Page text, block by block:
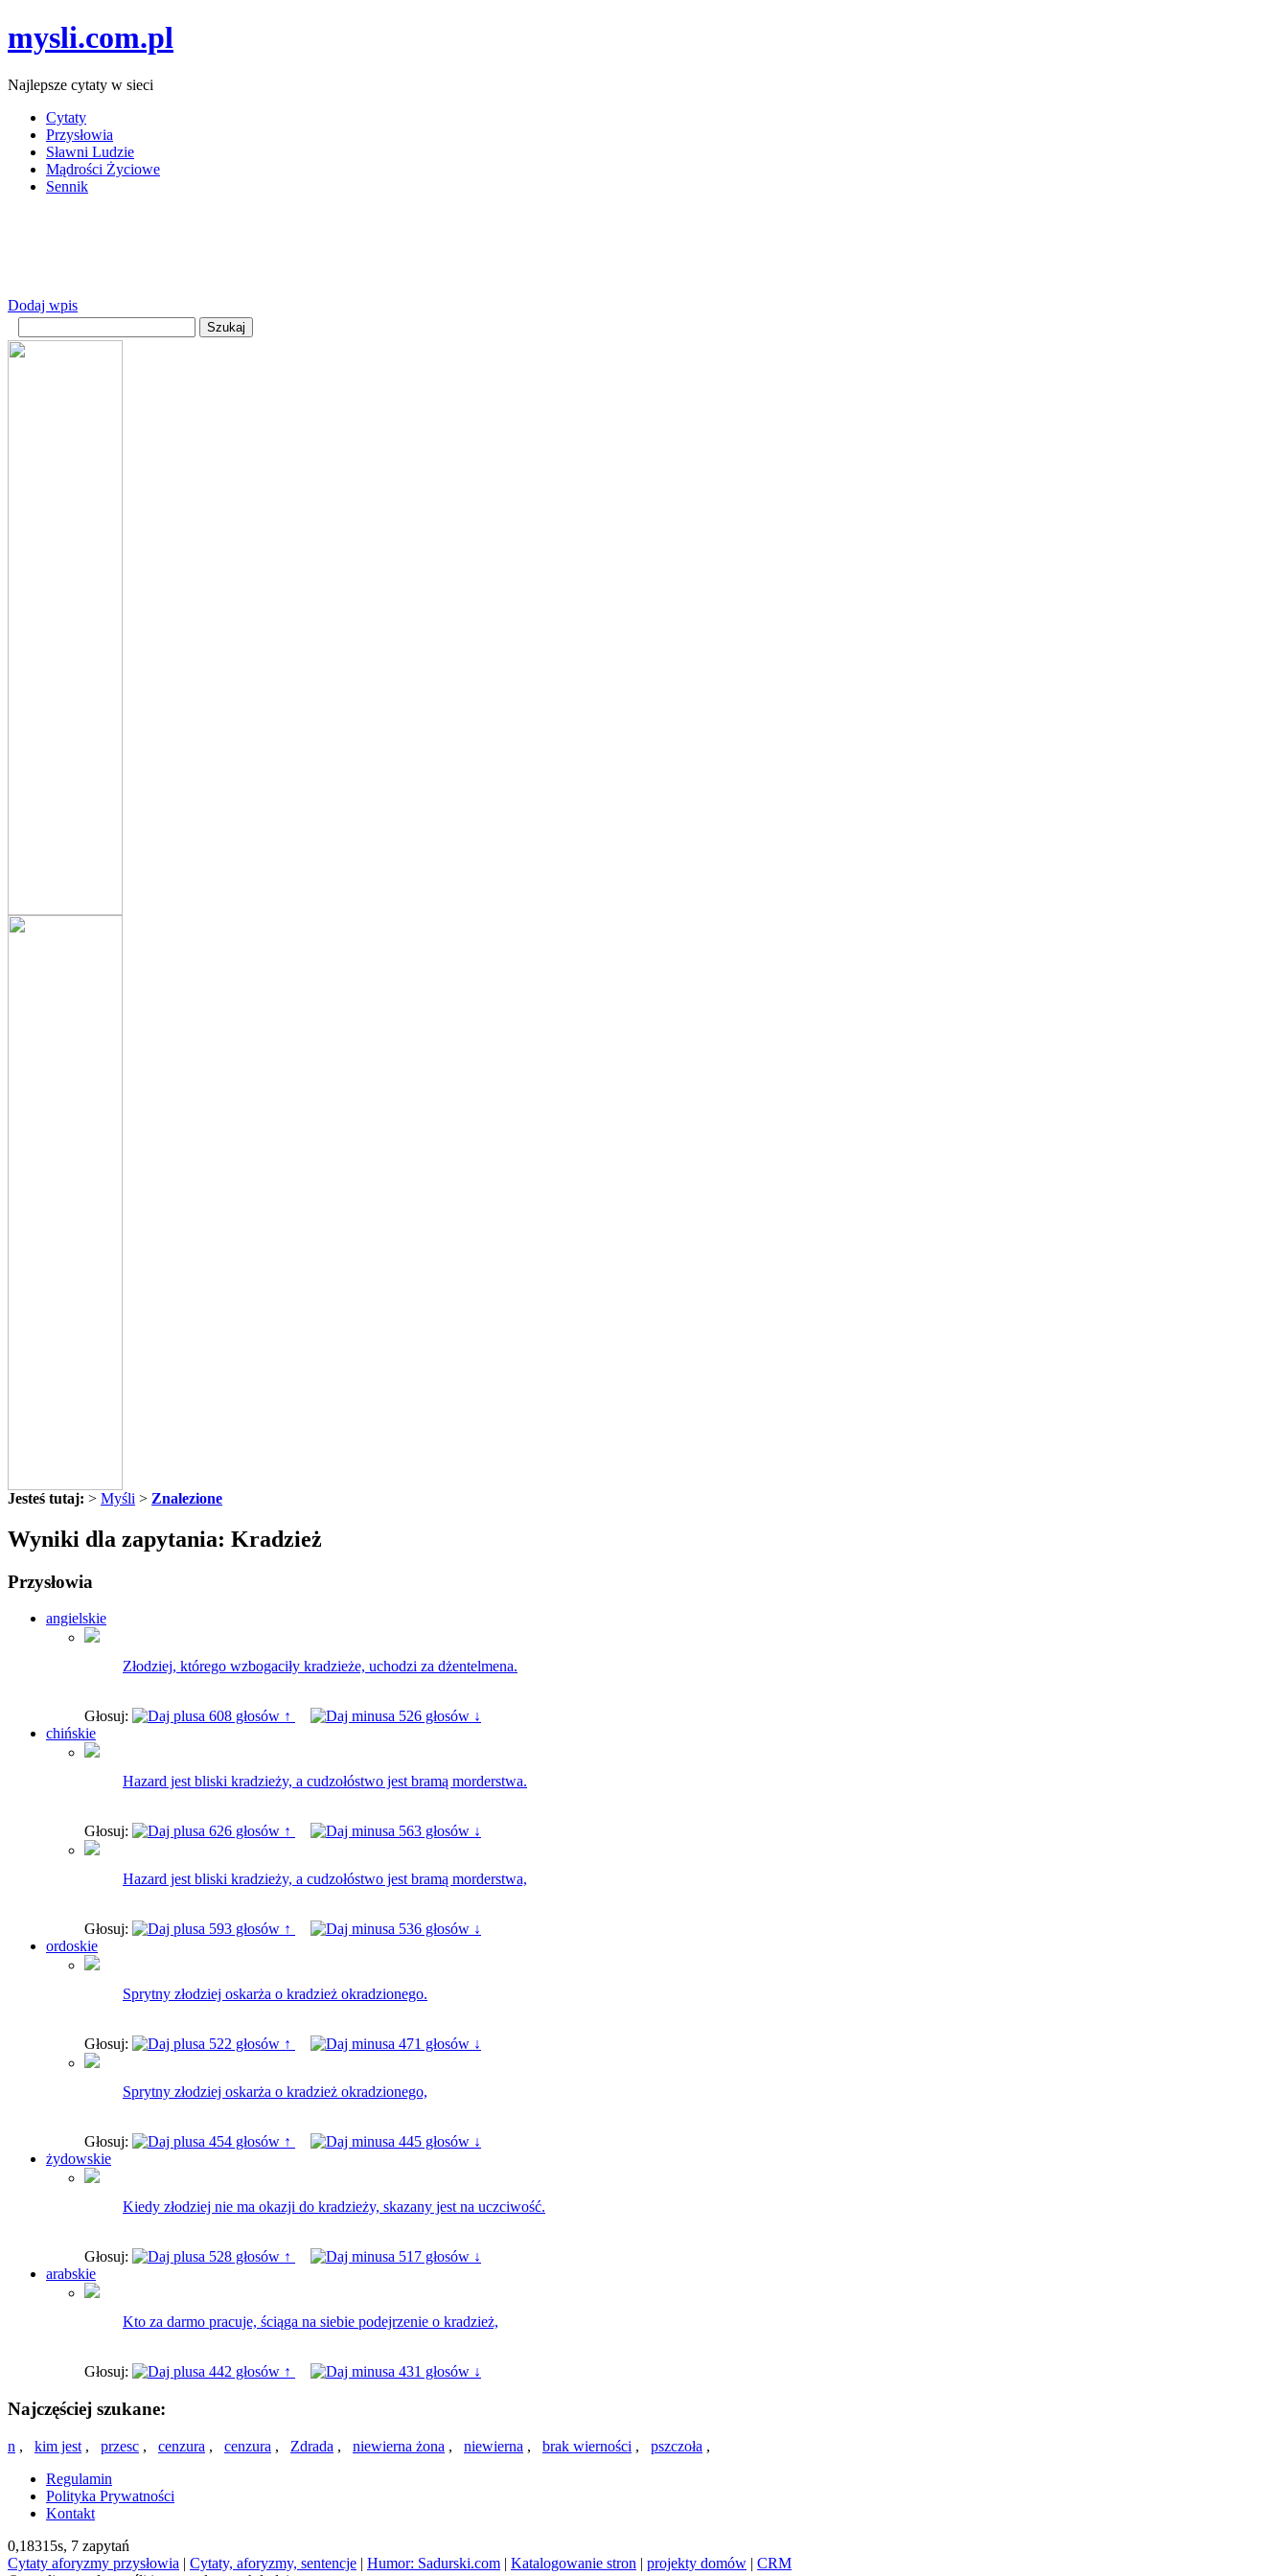
mysli.com.pl
Najlepsze cytaty w sieci
Cytaty
Przysłowia
Sławni Ludzie
Mądrości Życiowe
Sennik
Dodaj wpis
Jesteś tutaj: > Myśli > Znalezione
Wyniki dla zapytania: Kradzież
Przysłowia
angielskie
Złodziej, którego wzbogaciły kradzieże, uchodzi za dżentelmena.
Głosuj: 608 głosów ↑
526 głosów ↓
chińskie
Hazard jest bliski kradzieży, a cudzołóstwo jest bramą morderstwa.
Głosuj: 626 głosów ↑ 563 głosów ↓
Hazard jest bliski kradzieży, a cudzołóstwo jest bramą morderstwa,
Głosuj: 593 głosów ↑
536 głosów ↓
ordoskie
Sprytny złodziej oskarża o kradzież okradzionego.
Głosuj: 522 głosów ↑ 471 głosów ↓
Sprytny złodziej oskarża o kradzież okradzionego,
Głosuj: 454 głosów ↑
445 głosów ↓
żydowskie
Kiedy złodziej nie ma okazji do kradzieży, skazany jest na uczciwość.
Głosuj: 528 głosów ↑
517 głosów ↓
arabskie
Kto za darmo pracuje, ściąga na siebie podejrzenie o kradzież,
Głosuj: 442 głosów ↑ 431 głosów ↓
Najczęściej szukane:
n , kim jest , przesc , cenzura , cenzura , Zdrada , niewierna żona , niewierna , brak wierności , pszczoła ,
Regulamin
Polityka Prywatności
Kontakt
0,18315s, 7 zapytań
Cytaty aforyzmy przysłowia | Cytaty, aforyzmy, sentencje | Humor: Sadurski.com | Katalogowanie stron | projekty domów | CRM